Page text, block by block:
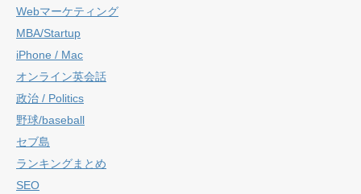
Webマーケティング
MBA/Startup
iPhone / Mac
オンライン英会話
政治 / Politics
野球/baseball
セブ島
ランキングまとめ
SEO